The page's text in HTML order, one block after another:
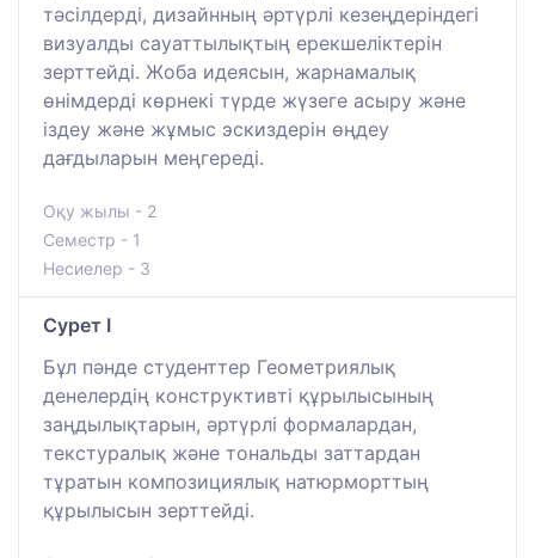
тәсілдерді, дизайнның әртүрлі кезеңдеріндегі
визуалды сауаттылықтың ерекшеліктерін
зерттейді. Жоба идеясын, жарнамалық
өнімдерді көрнекі түрде жүзеге асыру және
іздеу және жұмыс эскиздерін өңдеу
дағдыларын меңгереді.
Оқу жылы - 2
Семестр - 1
Несиелер - 3
Сурет I
Бұл пәнде студенттер Геометриялық
денелердің конструктивті құрылысының
заңдылықтарын, әртүрлі формалардан,
текстуралық және тональды заттардан
тұратын композициялық натюрморттың
құрылысын зерттейді.